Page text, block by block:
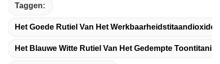
Taggen:
Het Goede Rutiel Van Het Werkbaarheidstitaandioxide
Het Blauwe Witte Rutiel Van Het Gedempte